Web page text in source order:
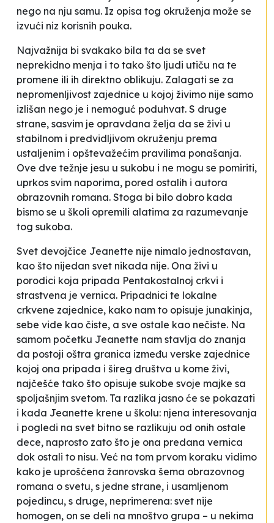
nego na nju samu. Iz opisa tog okruženja može se
izvući niz korisnih pouka.
Najvažnija bi svakako bila ta da se svet
neprekidno menja i to tako što ljudi utiču na te
promene ili ih direktno oblikuju. Zalagati se za
nepromenljivost zajednice u kojoj živimo nije samo
izlišan nego je i nemoguć poduhvat. S druge
strane, sasvim je opravdana želja da se živi u
stabilnom i predvidljivom okruženju prema
ustaljenim i opštevažećim pravilima ponašanja.
Ove dve težnje jesu u sukobu i ne mogu se pomiriti,
uprkos svim naporima, pored ostalih i autora
obrazovnih romana. Stoga bi bilo dobro kada
bismo se u školi opremili alatima za razumevanje
tog sukoba.
Svet devojčice Jeanette nije nimalo jednostavan,
kao što nijedan svet nikada nije. Ona živi u
porodici koja pripada Pentakostalnoj crkvi i
strastvena je vernica. Pripadnici te lokalne
crkvene zajednice, kako nam to opisuje junakinja,
sebe vide kao čiste, a sve ostale kao nečiste. Na
samom početku Jeanette nam stavlja do znanja
da postoji oštra granica između verske zajednice
kojoj ona pripada i šireg društva u kome živi,
najčešće tako što opisuje sukobe svoje majke sa
spoljašnjim svetom. Ta razlika jasno će se pokazati
i kada Jeanette krene u školu: njena interesovanja
i pogledi na svet bitno se razlikuju od onih ostale
dece, naprosto zato što je ona predana vernica
dok ostali to nisu. Već na tom prvom koraku vidimo
kako je uprošćena žanrovska šema obrazovnog
romana o svetu, s jedne strane, i usamljenom
pojedincu, s druge, neprimerena: svet nije
homogen, on se deli na mnoštvo grupa – u nekima